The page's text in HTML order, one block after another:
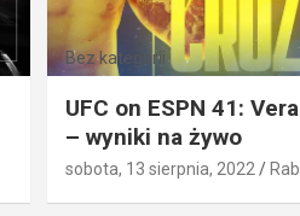
Bez kategorii
UFC on ESPN 41:
– wyniki na żywo
sobota, 13 sierpnia, 2022